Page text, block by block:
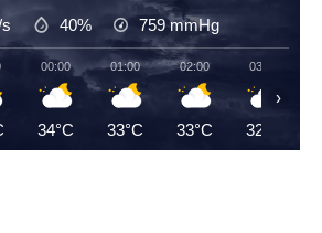
40% 759mmHg
00:00
34°C
01:00
33°C
02:00
33°C
03:00
32°C
›